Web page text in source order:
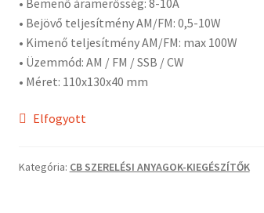
• Bejövő teljesítmény AM/FM: 0,5-10W
• Kimenő teljesítmény AM/FM: max 100W
• Üzemmód: AM / FM / SSB / CW
• Méret: 110x130x40 mm
Elfogyott
Kategória: CB SZERELÉSI ANYAGOK-KIEGÉSZÍTŐK